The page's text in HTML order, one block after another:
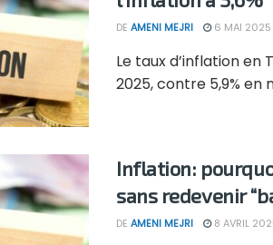
DE AMENI MEJRI 6 MAI 2025
Le taux d’inflation en
2025, contre 5,9% en
Inflation:
sans redevenir
DE AMENI MEJRI 8 AVRIL